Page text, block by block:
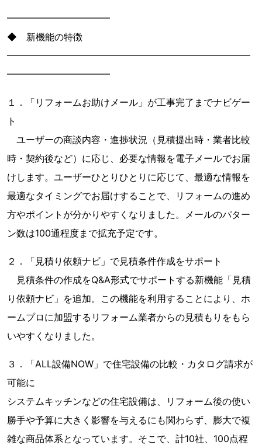
━━━━━━━━━━━
◆ 新機能の特徴
━━━━━━━━━━━━━━━━━━━━━━━━━━
━━━━━━━━━━━
１．「リフォームお助けメール」が工事完了までナビゲー
ト
ユーザーの商談内容・進捗状況（見積提出時・業者比較
時・契約後など）に応じ、必要な情報を電子メールでお届
けします。ユーザーひとりひとりに応じて、最適な情報を
最適なタイミングでお届けすることで、リフォームの進め
方やポイントが分かりやすくなりました。メールのパター
ン数は100通程度まで拡充予定です。
２．「見積り依頼ナビ」で見積条件作成をサポート
見積条件の作成をQ&A形式でサポートする新機能「見積
り依頼ナビ」を追加。この機能を利用することにより、ホ
ームプロに加盟するリフォーム業者からの見積もりをもら
いやすくなりました。
３．「ALL設備NOW」で住宅設備の比較・カタログ請求が
可能に
システムキッチンなどの住宅設備は、リフォーム後の使い
勝手や予算に大きく影響を与えるにも関わらず、膨大で複
雑な商品体系となっています。そこで、計10社、100点程